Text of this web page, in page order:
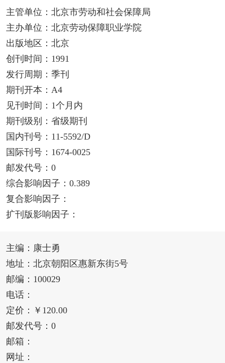
主管单位：北京市劳动和社会保障局
主办单位：北京劳动保障职业学院
出版地区：北京
创刊时间：1991
发行周期：季刊
期刊开本：A4
见刊时间：1个月内
期刊级别：省级期刊
国内刊号：11-5592/D
国际刊号：1674-0025
邮发代号：0
综合影响因子：0.389
复合影响因子：
扩刊版影响因子：
主编：康士勇
地址：北京朝阳区惠新东街5号
邮编：100029
电话：
定价：￥120.00
邮发代号：0
邮箱：
网址：